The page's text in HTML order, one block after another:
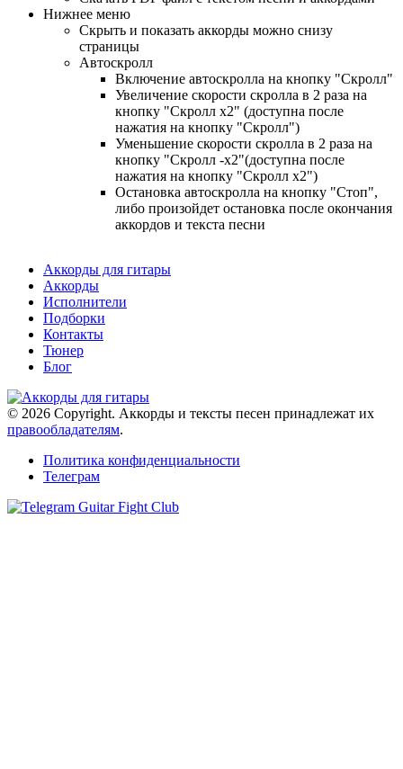
Нижнее меню
Скрыть и показать аккорды можно снизу
страницы
Автоскролл
Включение автоскролла на кнопку "Скролл"
Увеличение скорости скролла в 2 раза на
кнопку "Скролл x2" (доступна после
нажатия на кнопку "Скролл")
Уменьшение скорости скролла в 2 раза на
кнопку "Скролл -x2"(доступна после
нажатия на кнопку "Скролл x2")
Остановка автоскролла на кнопку "Стоп",
либо произойдет остановка после окончания
аккордов и текста песни
Аккорды для гитары
Аккорды
Исполнители
Подборки
Контакты
Тюнер
Блог
© 2026 Copyright. Аккорды и тексты песен принадлежат их
правообладателям.
Политика конфиденциальности
Телеграм